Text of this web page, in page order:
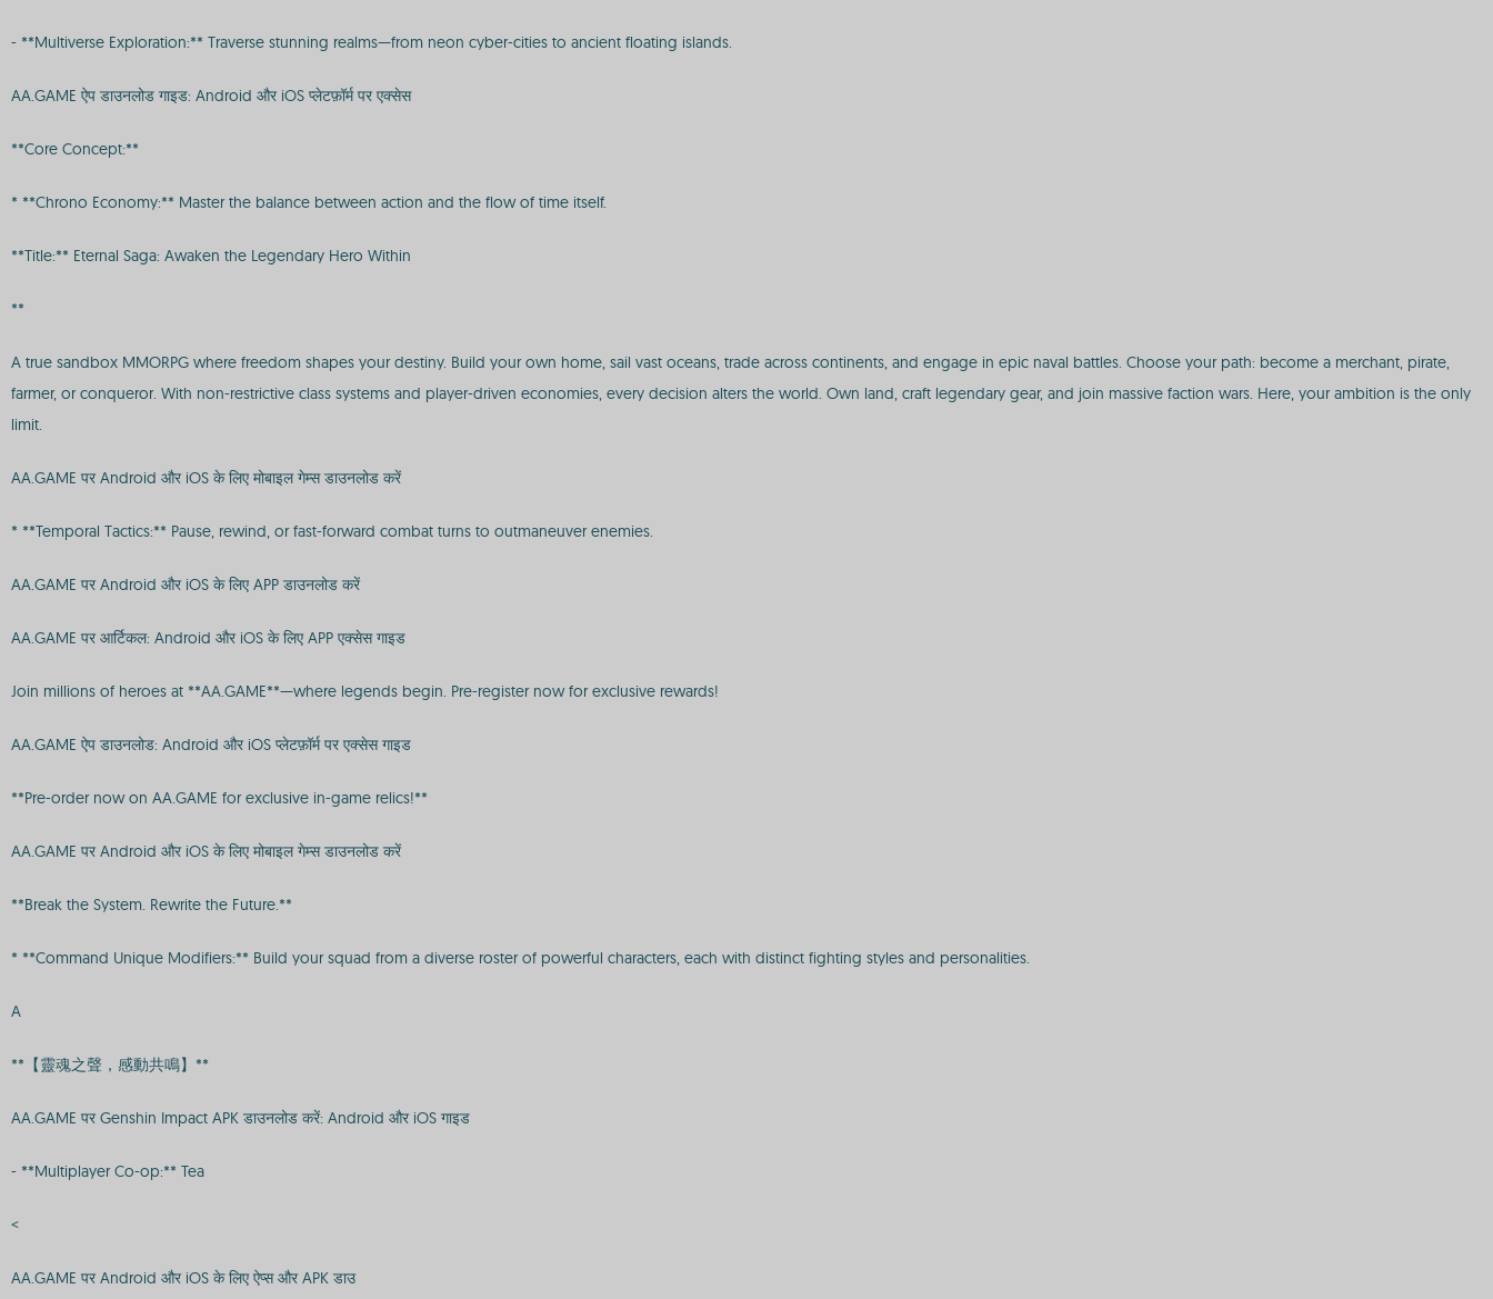
- **Multiverse Exploration:** Traverse stunning realms—from neon cyber-cities to ancient floating islands.
AA.GAME ऐप डाउनलोड गाइड: Android और iOS प्लेटफ़ॉर्म पर एक्सेस
**Core Concept:**
* **Chrono Economy:** Master the balance between action and the flow of time itself.
**Title:** Eternal Saga: Awaken the Legendary Hero Within
**
A true sandbox MMORPG where freedom shapes your destiny. Build your own home, sail vast oceans, trade across continents, and engage in epic naval battles. Choose your path: become a merchant, pirate,
farmer, or conqueror. With non-restrictive class systems and player-driven economies, every decision alters the world. Own land, craft legendary gear, and join massive faction wars. Here, your ambition is the only
limit.
AA.GAME पर Android और iOS के लिए मोबाइल गेम्स डाउनलोड करें
* **Temporal Tactics:** Pause, rewind, or fast-forward combat turns to outmaneuver enemies.
AA.GAME पर Android और iOS के लिए APP डाउनलोड करें
AA.GAME पर आर्टिकल: Android और iOS के लिए APP एक्सेस गाइड
Join millions of heroes at **AA.GAME**—where legends begin. Pre-register now for exclusive rewards!
AA.GAME ऐप डाउनलोड: Android और iOS प्लेटफ़ॉर्म पर एक्सेस गाइड
**Pre-order now on AA.GAME for exclusive in-game relics!**
AA.GAME पर Android और iOS के लिए मोबाइल गेम्स डाउनलोड करें
**Break the System. Rewrite the Future.**
* **Command Unique Modifiers:** Build your squad from a diverse roster of powerful characters, each with distinct fighting styles and personalities.
A
**【靈魂之聲，感動共鳴】**
AA.GAME पर Genshin Impact APK डाउनलोड करें: Android और iOS गाइड
- **Multiplayer Co-op:** Tea
<
AA.GAME पर Android और iOS के लिए ऐप्स और APK डाउ